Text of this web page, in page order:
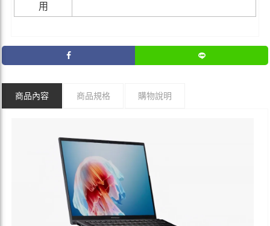
用
商品內容 商品規格 購物說明